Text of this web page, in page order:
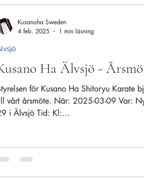
Ha Älvsjö -
för Kusano Ha Shitoryu Karate
vårt årsmöte. När: 2025-03-09 Var:
i Älvsjö Tid: Kl:...
Kusanoha Sweden
4 feb. 2025
1 min läsning